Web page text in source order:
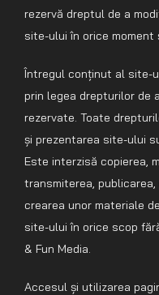
rezervă dreptul de a
site-ului în orice moment
Întregul conținut al site-
prin legea drepturilor de
rezervate. Toate
și prezentarea site-ului
Este interzisă copierea,
transmiterea, publicarea,
crearea unor materiale
site-ului în orice scop
& Fun Media.
Accesul și utilizarea